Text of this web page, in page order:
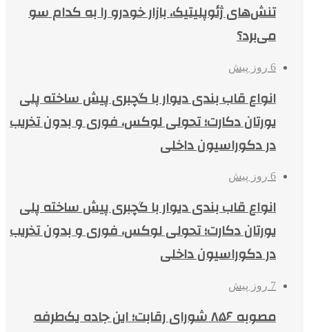
تنش‌های ژئوپلیتیک، بازار خودرو را به کدام سو
می‌برد؟
6 روز پیش
انواع قاب بندی دیوار با گچبری پیش ساخته پلی
یورتان دکارت؛ تحولی لوکس، فوری و بدون تخریب
در دکوراسیون داخلی
6 روز پیش
انواع قاب بندی دیوار با گچبری پیش ساخته پلی
یورتان دکارت؛ تحولی لوکس، فوری و بدون تخریب
در دکوراسیون داخلی
7 روز پیش
مصوبه ۸۵۶ شورای رقابت؛ این جاده یک‌طرفه